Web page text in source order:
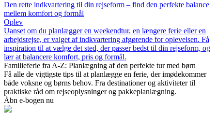
Den rette indkvartering til din rejseform – find den perfekte balance
mellem komfort og formål
Oplev
Uanset om du planlægger en weekendtur, en længere ferie eller en
arbejdsrejse, er valget af indkvartering afgørende for oplevelsen. Få
inspiration til at vælge det sted, der passer bedst til din rejseform, og
lær at balancere komfort, pris og formål.
Familieferie fra A-Z: Planlægning af den perfekte tur med børn
Få alle de vigtigste tips til at planlægge en ferie, der imødekommer
både voksne og børns behov. Fra destinationer og aktiviteter til
praktiske råd om rejseoplysninger og pakkeplanlægning.
Åbn e-bogen nu